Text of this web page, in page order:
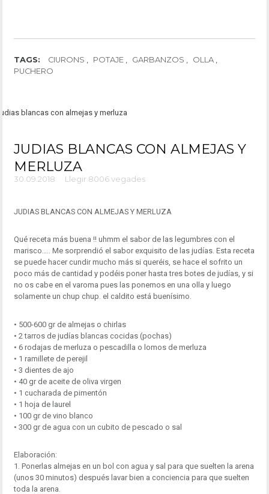
TAGS: CIURONS POTAJE GARBANZOS
OLLA
PUCHERO
JUDIAS BLANCAS CON ALMEJAS Y
MERLUZA
30.09.2018 Llegir 8006 vegades
JUDIASBLANCAS CON ALMEJAS Y MERLUZA
Qué receta más buena !! uhmm el sabor de las legumbres con el
marisco….. Me sorprendió el sabor exquisito de las judías. Esta receta
se puede hacer cundir mucho más si queréis, se hace el sofrito un
poco más de cantidad y podéis poner hasta tres botes de judías, y si
no os cabe en el varoma pues las ponemos en una olla y luego
solamente un chup chup. el caldito está buenísimo.
• 500-600 gr de almejas o chirlas
• 2 tarros de judías blancas cocidas (pochas)
• 6 rodajas de merluza o pescadilla o lomos de merluza
• 1 ramillete de perejil
• 3 dientes de ajo
• 40 gr de aceite de oliva virgen
• 1 cucharada de pimentón
• 1 hoja de laurel
• 100 gr de vino blanco
• 300 gr de agua con un cubito de pescado o sal
Elaboración:
1. Ponerlas almejas en un bol con agua y sal para que suelten la arena
(unos 30 minutos) después lavar bien a conciencia para que suelten
toda la arena.